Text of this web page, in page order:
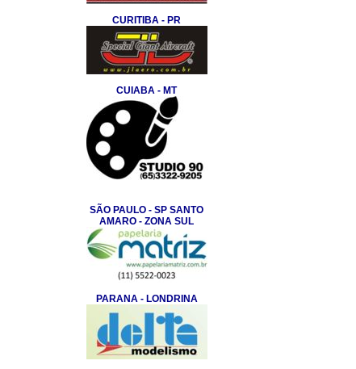
CURITIBA - PR
CUIABA - MT
SÃO PAULO - SP SANTO
AMARO - ZONA SUL
PARANA - LONDRINA